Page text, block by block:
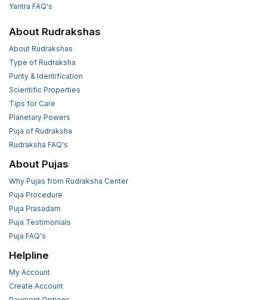
Yantra FAQ's
About Rudrakshas
About Rudrakshas
Type of Rudraksha
Purity & Identification
Scientific Properties
Tips for Care
Planetary Powers
Puja of Rudraksha
Rudraksha FAQ's
About Pujas
Why Pujas from Rudraksha Center
Puja Procedure
Puja Prasadam
Puja Testimonials
Puja FAQ's
Helpline
My Account
Create Account